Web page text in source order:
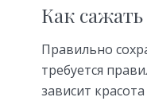
Как
Правильно
требуется
зависит